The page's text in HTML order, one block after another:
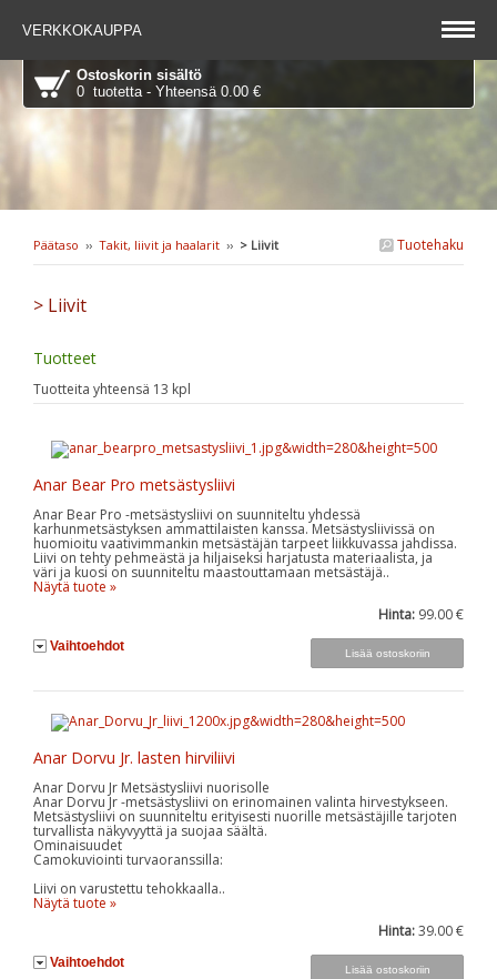
VERKKOKAUPPA
Ostoskorin sisältö
0 tuotetta - Yhteensä 0.00 €
Tuotehaku
Päätaso ›› Takit, liivit ja haalarit ›› > Liivit
> Liivit
Tuotteet
Tuotteita yhteensä 13 kpl
Anar Bear Pro metsästysliivi
Anar Bear Pro -metsästysliivi on suunniteltu yhdessä
karhunmetsästyksen ammattilaisten kanssa. Metsästysliivissä on
huomioitu vaativimmankin metsästäjän tarpeet liikkuvassa jahdissa.
Liivi on tehty pehmeästä ja hiljaiseksi harjatusta materiaalista, ja
väri ja kuosi on suunniteltu maastouttamaan metsästäjä..
Näytä tuote »
Hinta: 99.00 €
Vaihtoehdot
Anar Dorvu Jr. lasten hirviliivi
Anar Dorvu Jr Metsästysliivi nuorisolle
Anar Dorvu Jr -metsästysliivi on erinomainen valinta hirvestykseen.
Metsästysliivi on suunniteltu erityisesti nuorille metsästäjille tarjoten
turvallista näkyvyyttä ja suojaa säältä.
Ominaisuudet
Camokuviointi turvaoranssilla:
Liivi on varustettu tehokkaalla..
Näytä tuote »
Hinta:39.00 €
Vaihtoehdot